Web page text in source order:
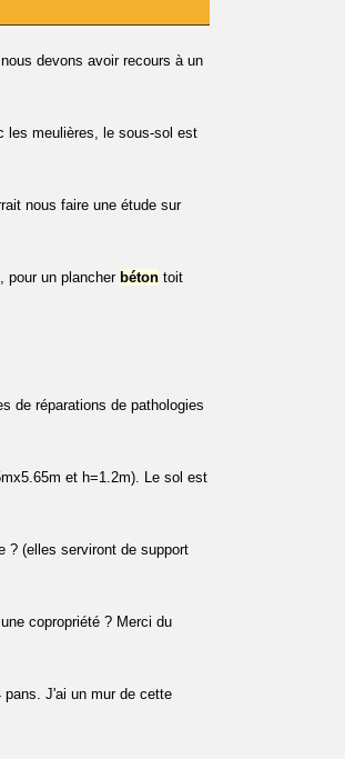
devons avoir recours à un
les meulières, le sous-sol est
nous faire une étude sur
pour un plancher béton toit
de réparations de pathologies
et h=1.2m). Le sol est
? (elles serviront de support
copropriété ? Merci du
J'ai un mur de cette